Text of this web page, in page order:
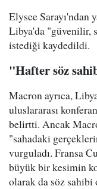
Elysee Sarayı'ndan
Libya'da "güvenilir,
istediği kaydedildi.
"Hafter söz
Macron ayrıca,
uluslararası
belirtti. Ancak
"sahadaki
vurguladı. Fransa
büyük bir kesimin
olarak da söz